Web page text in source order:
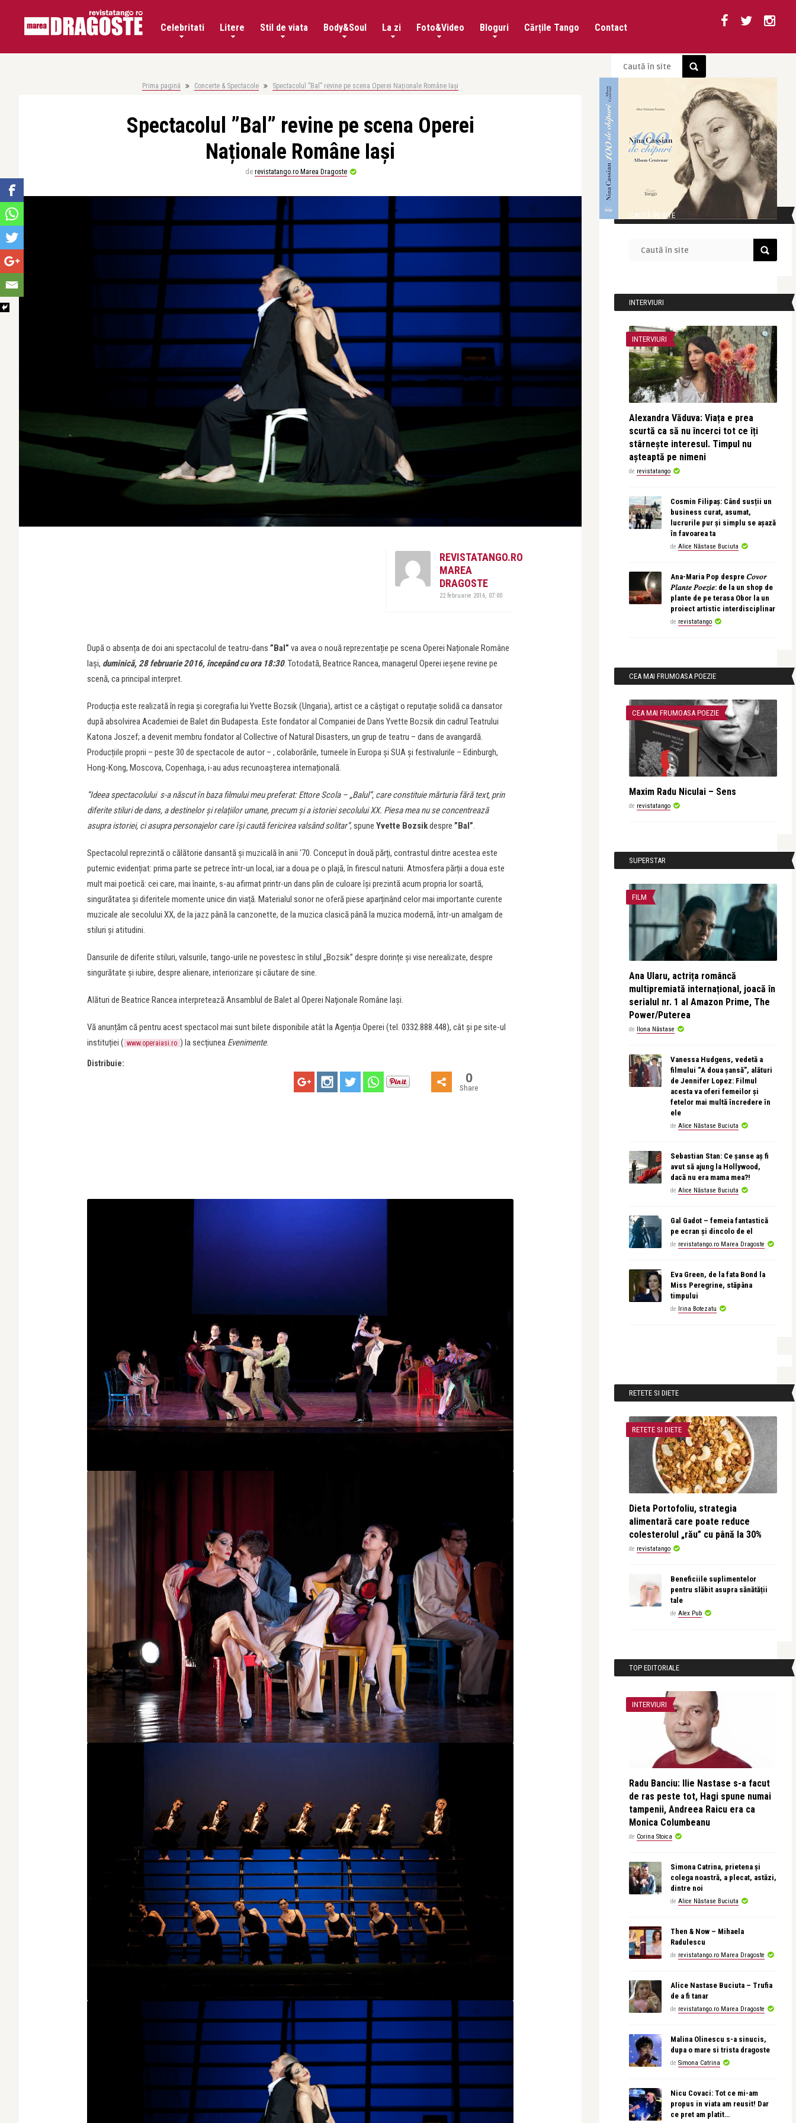
Celebritati Litere Stil de viata Body&Soul La zi Foto&Video Bloguri Cărțile Tango Contact
Prima pagină Concerte & Spectacole Spectacolul ”Bal” revine pe scena Operei Naționale Române Iași
Spectacolul ”Bal” revine pe scena Operei
Naționale Române Iași
de revistatango.ro Marea Dragoste
REVISTATANGO.RO
MAREA
DRAGOSTE
22 februarie 2016, 07:00
După o absența de doi ani spectacolul de teatru-dans ”Bal” va avea o nouă reprezentație pe scena Operei Naționale Române
Iași, duminică, 28 februarie 2016, începând cu ora 18:30. Totodată, Beatrice Rancea, managerul Operei ieșene revine pe
scenă, ca principal interpret.
Producția este realizată în regia și coregrafia lui Yvette Bozsik (Ungaria), artist ce a câștigat o reputație solidă ca dansator
după absolvirea Academiei de Balet din Budapesta. Este fondator al Companiei de Dans Yvette Bozsik din cadrul Teatrului
Katona Joszef; a devenit membru fondator al Collective of Natural Disasters, un grup de teatru – dans de avangardă.
Producțiile proprii – peste 30 de spectacole de autor – , colaborările, turneele în Europa și SUA și festivalurile – Edinburgh,
Hong-Kong, Moscova, Copenhaga, i-au adus recunoașterea internațională.
”Ideea spectacolului s-a născut în baza filmului meu preferat: Ettore Scola – „Balul”, care constituie mărturia fără text, prin
diferite stiluri de dans, a destinelor și relațiilor umane, precum și a istoriei secolului XX. Piesa mea nu se concentrează
asupra istoriei, ci asupra personajelor care își caută fericirea valsând solitar”, spune Yvette Bozsikdespre ”Bal”.
Spectacolul reprezintă o călătorie dansantă și muzicală în anii ‘70. Conceput în două părți, contrastul dintre acestea este
puternic evidențiat: prima parte se petrece într-un local, iar a doua pe o plajă, în firescul naturii. Atmosfera părții a doua este
mult mai poetică: cei care, mai înainte, s-au afirmat printr-un dans plin de culoare își prezintă acum propria lor soartă,
singurătatea și diferitele momente unice din viață. Materialul sonor ne oferă piese aparținând celor mai importante curente
muzicale ale secolului XX, de la jazz până la canzonette, de la muzica clasică până la muzica modernă, într-un amalgam de
stiluri și atitudini.
Dansurile de diferite stiluri, valsurile, tango-urile ne povestesc în stilul „Bozsik” despre dorințe și vise nerealizate, despre
singurătate și iubire, despre alienare, interiorizare și căutare de sine.
Alături de Beatrice Rancea interpretează Ansamblul de Balet al Operei Naţionale Române Iaşi.
Vă anunțăm că pentru acest spectacol mai sunt bilete disponibile atât la Agenția Operei (tel. 0332.888.448), cât și pe site-ul
instituției ( www.operaiasi.ro ) la secțiunea Evenimente.
Distribuie:
0
Share
CAUTĂ ÎN SITE
INTERVIURI
INTERVIURI
Alexandra Văduva: Viața e prea
scurtă ca să nu încerci tot ce îți
stârnește interesul. Timpul nu
așteaptă pe nimeni
de revistatango
Cosmin Filipaș: Când susții un
business curat, asumat,
lucrurile pur și simplu se așază
în favoarea ta
de Alice Năstase Buciuta
Ana-Maria Pop despre 𝐶𝑜𝑣𝑜𝑟
𝑃𝑙𝑎𝑛𝑡𝑒 𝑃𝑜𝑒𝑧𝑖𝑒: de la un shop de
plante de pe terasa Obor la un
proiect artistic interdisciplinar
de revistatango
CEA MAI FRUMOASA POEZIE
CEA MAI FRUMOASA POEZIE
Maxim Radu Niculai – Sens
de revistatango
SUPERSTAR
FILM
Ana Ularu, actrița româncă
multipremiată internațional, joacă în
serialul nr. 1 al Amazon Prime, The
Power/Puterea
de Ilona Năstase
Vanessa Hudgens, vedetă a
filmului “A doua șansă”, alături
de Jennifer Lopez: Filmul
acesta va oferi femeilor și
fetelor mai multă încredere în
ele
de Alice Năstase Buciuta
Sebastian Stan: Ce șanse aș fi
avut să ajung la Hollywood,
dacă nu era mama mea?!
de Alice Năstase Buciuta
Gal Gadot – femeia fantastică
pe ecran și dincolo de el
de revistatango.ro Marea Dragoste
Eva Green, de la fata Bond la
Miss Peregrine, stăpâna
timpului
de Irina Botezatu
RETETE SI DIETE
RETETE SI DIETE
Dieta Portofoliu, strategia
alimentară care poate reduce
colesterolul „rău” cu până la 30%
de revistatango
Beneficiile suplimentelor
pentru slăbit asupra sănătății
tale
de Alex Pub
TOP EDITORIALE
INTERVIURI
Radu Banciu: Ilie Nastase s-a facut
de ras peste tot, Hagi spune numai
tampenii, Andreea Raicu era ca
Monica Columbeanu
de Corina Stoica
Simona Catrina, prietena și
colega noastră, a plecat, astăzi,
dintre noi
de Alice Năstase Buciuta
Then & Now – Mihaela
Radulescu
de revistatango.ro Marea Dragoste
Alice Nastase Buciuta – Trufia
de a fi tanar
de revistatango.ro Marea Dragoste
Malina Olinescu s-a sinucis,
dupa o mare si trista dragoste
de Simona Catrina
Nicu Covaci: Tot ce mi-am
propus in viata am reusit! Dar
ce pret am platit…